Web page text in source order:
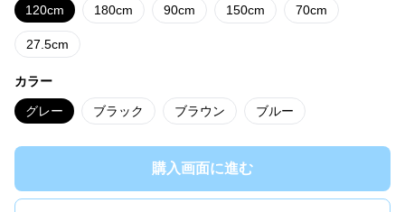
120cm 180cm 90cm 150cm 70cm
27.5cm
カラー
グレー ブラック ブラウン ブルー
購入画面に進む